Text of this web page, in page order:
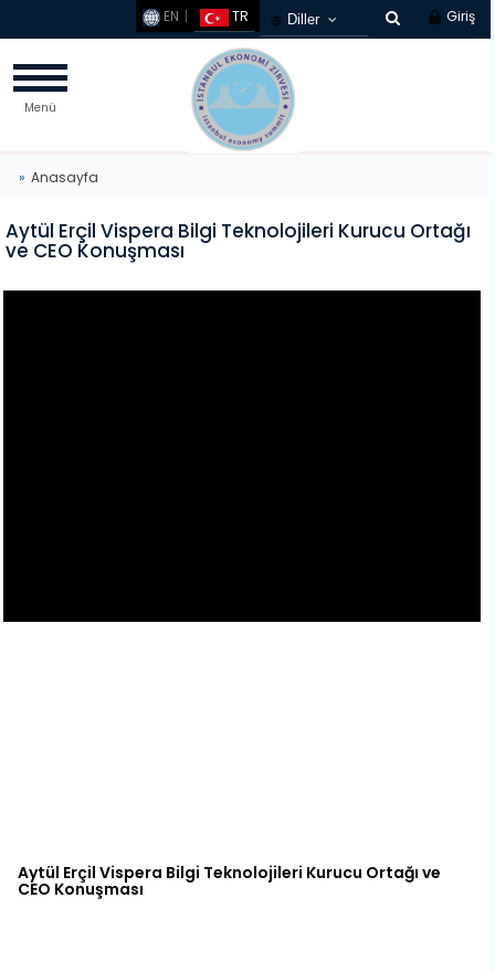
Giriş
Diller
French
Russian
Korean
EN TR
Menü
Anasayfa
Aytül Erçil Vispera Bilgi Teknolojileri Kurucu Ortağı
ve CEO Konuşması
Aytül Erçil Vispera Bilgi Teknolojileri Kurucu Ortağı ve
CEO Konuşması